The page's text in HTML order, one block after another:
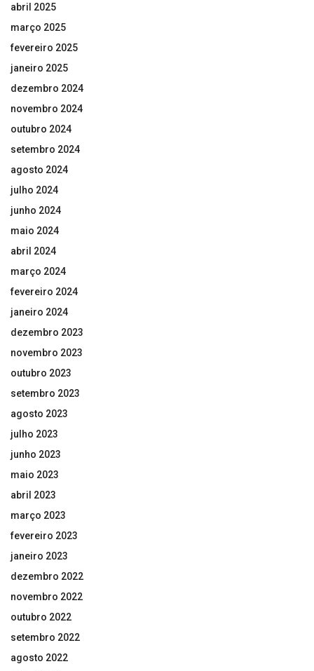
abril 2025
março 2025
fevereiro 2025
janeiro 2025
dezembro 2024
novembro 2024
outubro 2024
setembro 2024
agosto 2024
julho 2024
junho 2024
maio 2024
abril 2024
março 2024
fevereiro 2024
janeiro 2024
dezembro 2023
novembro 2023
outubro 2023
setembro 2023
agosto 2023
julho 2023
junho 2023
maio 2023
abril 2023
março 2023
fevereiro 2023
janeiro 2023
dezembro 2022
novembro 2022
outubro 2022
setembro 2022
agosto 2022